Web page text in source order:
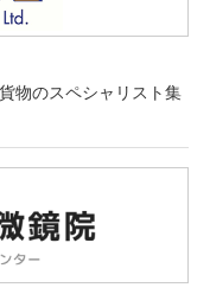
物のスペシャリスト集